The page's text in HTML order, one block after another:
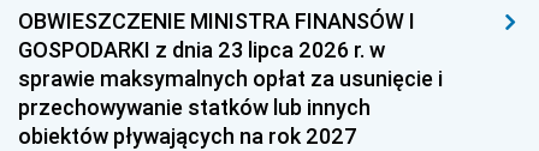
OBWIESZCZENIE MINISTRA FINANSÓW I
GOSPODARKI z dnia 23 lipca 2026 r. w
sprawie maksymalnych opłat za usunięcie i
przechowywanie statków lub innych
obiektów pływających na rok 2027